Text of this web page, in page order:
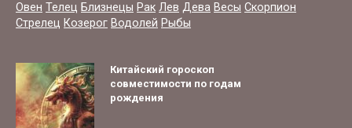
Овен Телец Близнецы Рак Лев Дева Весы Скорпион
Стрелец Козерог Водолей Рыбы
Китайский гороскоп
совместимости по годам
рождения